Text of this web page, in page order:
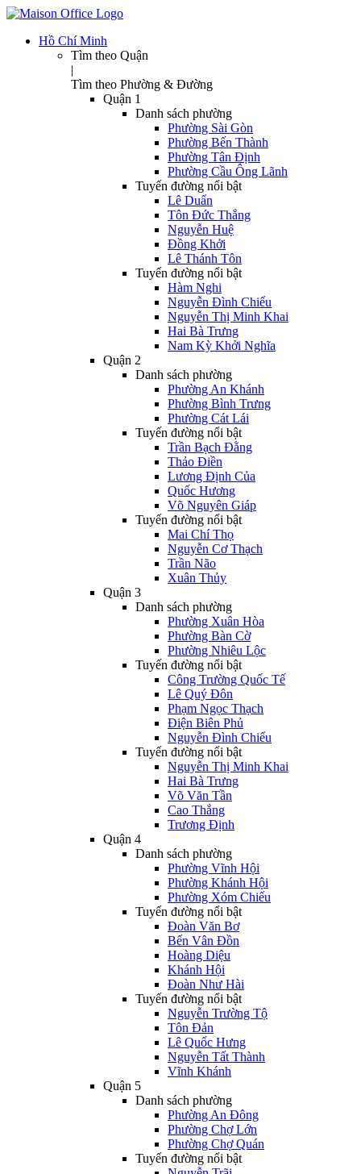
Hồ Chí Minh
Tìm theo Quận
|
Tìm theo Phường & Đường
Quận 1
Danh sách phường
Phường Sài Gòn
Phường Bến Thành
Phường Tân Định
Phường Cầu Ông Lãnh
Tuyến đường nổi bật
Lê Duẩn
Tôn Đức Thắng
Nguyễn Huệ
Đồng Khởi
Lê Thánh Tôn
Tuyến đường nổi bật
Hàm Nghi
Nguyễn Đình Chiểu
Nguyễn Thị Minh Khai
Hai Bà Trưng
Nam Kỳ Khởi Nghĩa
Quận 2
Danh sách phường
Phường An Khánh
Phường Bình Trưng
Phường Cát Lái
Tuyến đường nổi bật
Trần Bạch Đằng
Thảo Điền
Lương Định Của
Quốc Hương
Võ Nguyên Giáp
Tuyến đường nổi bật
Mai Chí Thọ
Nguyễn Cơ Thạch
Trần Não
Xuân Thủy
Quận 3
Danh sách phường
Phường Xuân Hòa
Phường Bàn Cờ
Phường Nhiêu Lộc
Tuyến đường nổi bật
Công Trường Quốc Tế
Lê Quý Đôn
Phạm Ngọc Thạch
Điện Biên Phủ
Nguyễn Đình Chiểu
Tuyến đường nổi bật
Nguyễn Thị Minh Khai
Hai Bà Trưng
Võ Văn Tần
Cao Thắng
Trương Định
Quận 4
Danh sách phường
Phường Vĩnh Hội
Phường Khánh Hội
Phường Xóm Chiếu
Tuyến đường nổi bật
Đoàn Văn Bơ
Bến Vân Đồn
Hoàng Diệu
Khánh Hội
Đoàn Như Hài
Tuyến đường nổi bật
Nguyễn Trường Tộ
Tôn Đản
Lê Quốc Hưng
Nguyễn Tất Thành
Vĩnh Khánh
Quận 5
Danh sách phường
Phường An Đông
Phường Chợ Lớn
Phường Chợ Quán
Tuyến đường nổi bật